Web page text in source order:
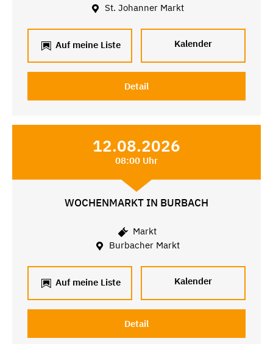
St. Johanner Markt
Auf meine Liste Kalender
Detail
12.08.2026
08:00 Uhr
WOCHENMARKT IN BURBACH
Markt
Burbacher Markt
Auf meine Liste Kalender
Detail